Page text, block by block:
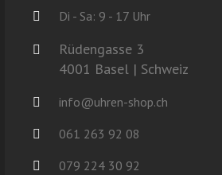
Di - Sa: 9 - 17 Uhr
Rüdengasse 3
4001 Basel | Schweiz
info@uhren-shop.ch
061 263 92 08
079 224 30 92